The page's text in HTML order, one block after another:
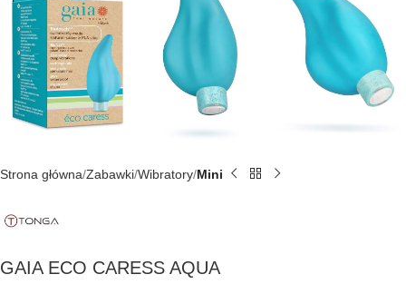
Strona główna Zabawki Wibratory Mini
GAIA ECO CARESS AQUA